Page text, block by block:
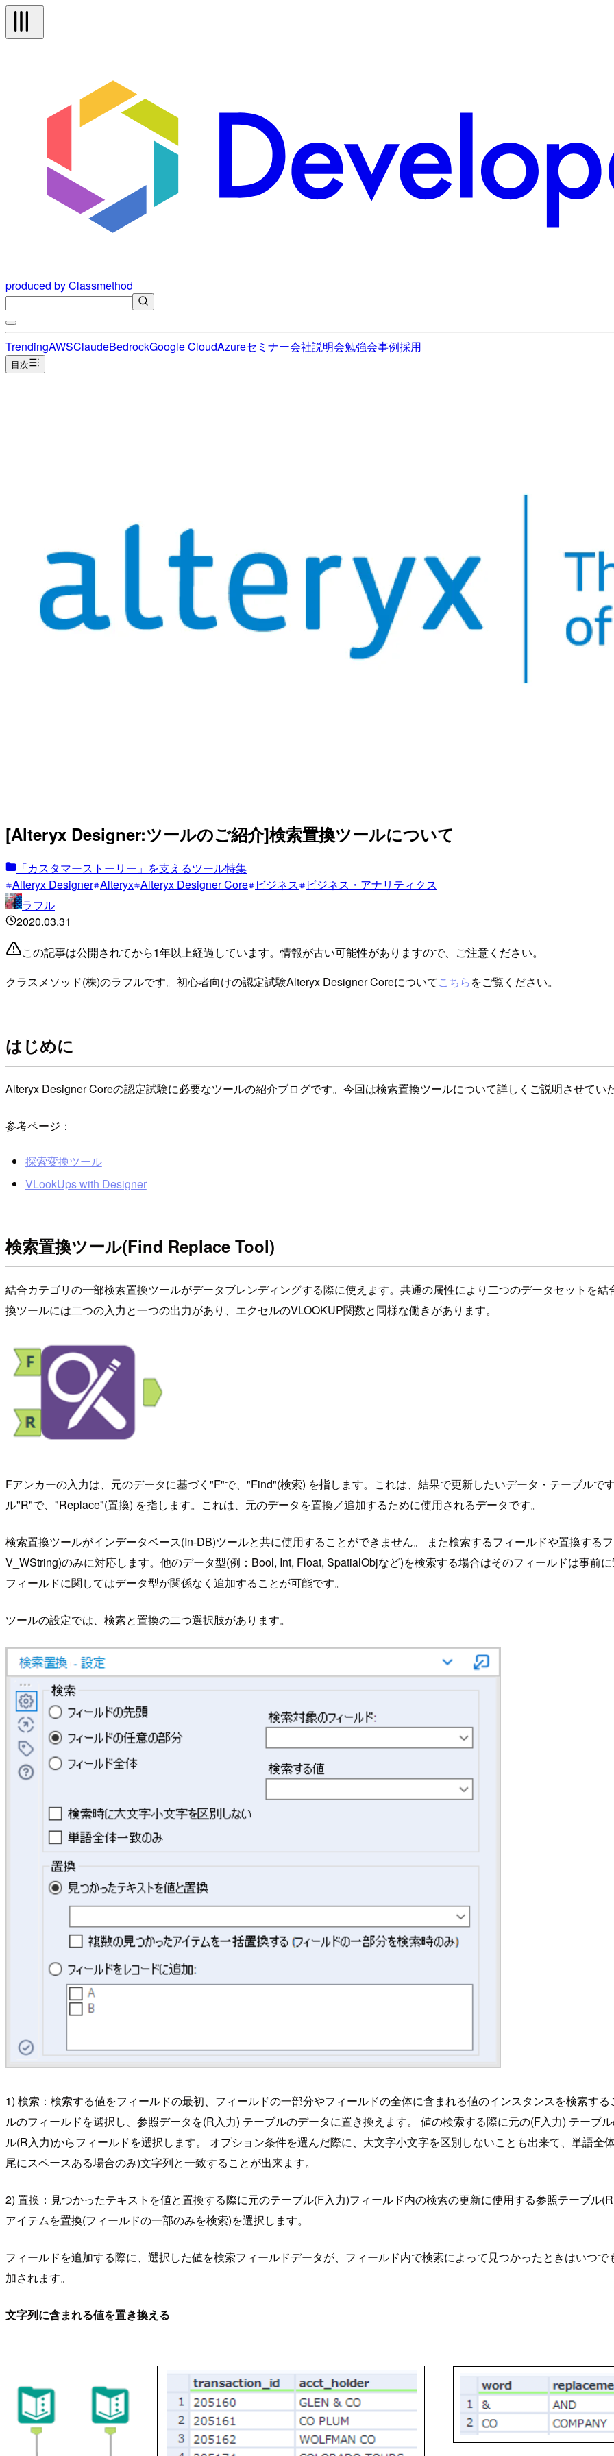
produced by Classmethod
TrendingAWSClaudeBedrockGoogle CloudAzureセミナー会社説明会勉強会事例採用
目次
[Alteryx Designer:ツールのご紹介]検索置換ツールについて
「カスタマーストーリー」を支えるツール特集
Alteryx Designer Alteryx Alteryx Designer Core ビジネス
ビジネス・アナリティクス
ラフル
2020.03.31
この記事は公開されてから1年以上経過しています。情報が古い可能性がありますので、ご注意ください。
クラスメソッド(株)のラフルです。初心者向けの認定試験Alteryx Designer Coreについてこちらをご覧ください。
はじめに
Alteryx Designer Coreの認定試験に必要なツールの紹介ブログです。今回は検索置換ツールについて詳しくご説明させてい
参考ページ：
探索変換ツール
VLookUps with Designer
検索置換ツール(Find Replace Tool)
結合カテゴリの一部検索置換ツールがデータブレンディングする際に使えます。共通の属性により二つのデータセットを
換ツールには二つの入力と一つの出力があり、エクセルのVLOOKUP関数と同様な働きがあります。
Fアンカーの入力は、元のデータに基づく"F"で、"Find"(検索) を指します。これは、結果で更新したいデータ・テーブルで
ル"R"で、"Replace"(置換) を指します。これは、元のデータを置換／追加するために使用されるデータです。
検索置換ツールがインデータベース(In-DB)ツールと共に使用することができません。 また検索するフィールドや置換する
V_WString)のみに対応します。他のデータ型(例：Bool, Int, Float, SpatialObjなど)を検索する場合はそのフィールドは事前
フィールドに関してはデータ型が関係なく追加することが可能です。
ツールの設定では、検索と置換の二つ選択肢があります。
1) 検索：検索する値をフィールドの最初、フィールドの一部分やフィールドの全体に含まれる値のインスタンスを検索す
ルのフィールドを選択し、参照データを(R入力) テーブルのデータに置き換えます。 値の検索する際に元の(F入力) テーブ
ル(R入力)からフィールドを選択します。 オプション条件を選んだ際に、大文字小文字を区別しないことも出来て、単語
尾にスペースある場合のみ)文字列と一致することが出来ます。
2) 置換：見つかったテキストを値と置換する際に元のテーブル(F入力)フィールド内の検索の更新に使用する参照テーブル
アイテムを置換(フィールドの一部のみを検索)を選択します。
フィールドを追加する際に、選択した値を検索フィールドデータが、フィールド内で検索によって見つかったときはいつ
加されます。
文字列に含まれる値を置き換える